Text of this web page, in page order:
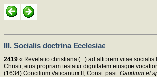
III. Socialis doctrina Ecclesiae
2419 « Revelatio christiana (...) ad altiorem vitae
Christi, eius propriam testatur dignitatem eiusque
(1634) Concilium Vaticanum II, Const. past. Gaudium et